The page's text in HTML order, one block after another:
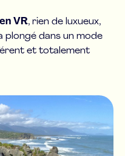
VR, rien de luxueux,
plongé dans un mode
et totalement